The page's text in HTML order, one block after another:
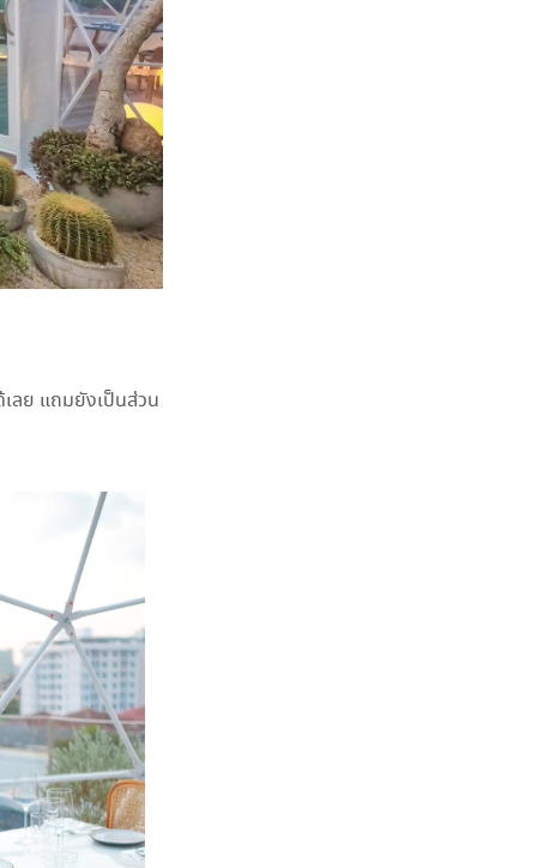
ลย แถมยังเป็นส่วน